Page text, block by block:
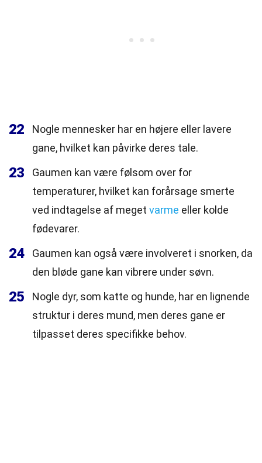
22
Nogle mennesker har en højere eller lavere
gane, hvilket kan påvirke deres tale.
23
Gaumen kan være følsom over for
temperaturer, hvilket kan forårsage smerte
ved indtagelse af meget varme eller kolde
fødevarer.
24
Gaumen kan også være involveret i snorken, da
den bløde gane kan vibrere under søvn.
25
Nogle dyr, som katte og hunde, har en lignende
struktur i deres mund, men deres gane er
tilpasset deres specifikke behov.